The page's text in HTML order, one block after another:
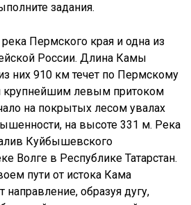
задания.
Пермского края и одна из
России. Длина Камы
них 910 км течет по Пермскому
крупнейшим левым притоком
на покрытых лесом увалах
на высоте 331 м. Река
Куйбышевского
Волге в Республике Татарстан.
пути от истока Кама
направление, образуя дугу,